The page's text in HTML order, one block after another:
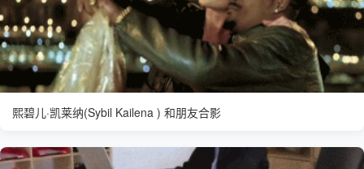
熙碧儿·凯莱纳(Sybil Kailena ) 和朋友合影